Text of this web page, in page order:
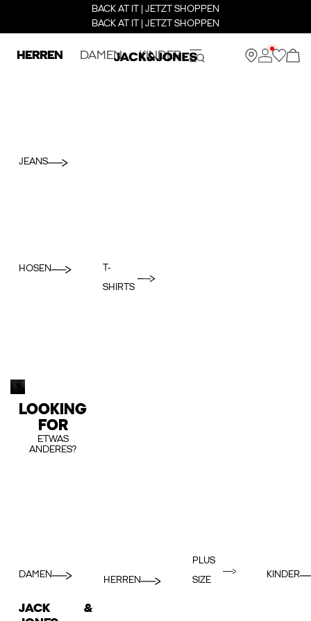
BACK AT IT | JETZT SHOPPEN
BACK AT IT | JETZT SHOPPEN
HERREN DAMEN KINDER
JEANS
HOSEN
T-
SHIRTS
LOOKING
FOR
ETWAS
ANDERES?
DAMEN
HERREN
PLUS
SIZE
KINDER
JACK &